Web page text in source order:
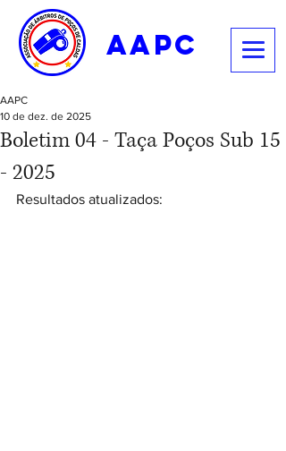
aapc
Boletim 04 - Taça Poços Sub 15
- 2025
AAPC
10 de dez. de 2025
Resultados atualizados: